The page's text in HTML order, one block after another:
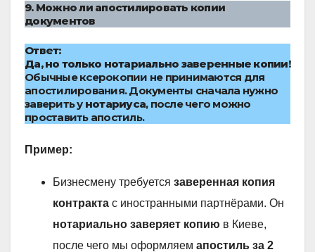
9. Можно ли апостилировать копии
документов
Ответ:
Да, но только нотариально заверенные копии!
Обычные ксерокопии не принимаются для
апостилирования. Документы сначала нужно
заверить у нотариуса, после чего можно
проставить апостиль.
Пример:
Бизнесмену требуется заверенная копия
контракта с иностранными партнёрами. Он
нотариально заверяет копию в Киеве,
после чего мы оформляем апостиль за 2